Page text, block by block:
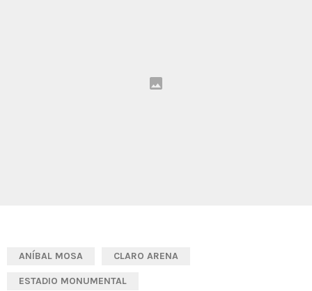
ANÍBAL MOSA CLARO ARENA
ESTADIO MONUMENTAL